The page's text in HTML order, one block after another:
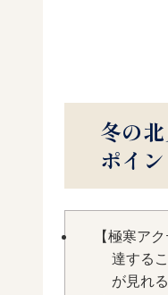
冬の
ポイ
【極寒ア
達する
が見れる